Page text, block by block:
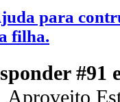
para
filha.
#91
Aproveito